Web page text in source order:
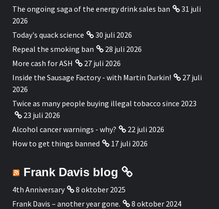
The ongoing saga of the energy drink sales ban
31 juli
2026
Today's quack science
30 juli 2026
Repeal the smoking ban
28 juli 2026
More cash for ASH
27 juli 2026
Inside the Sausage Factory - with Martin Durkin!
27 juli
2026
Twice as many people buying illegal tobacco since 2023
23 juli 2026
Alcohol cancer warnings - why?
22 juli 2026
How to get things banned
17 juli 2026
Frank Davis blog
4th Anniversary
8 oktober 2025
Frank Davis – another year gone.
8 oktober 2024